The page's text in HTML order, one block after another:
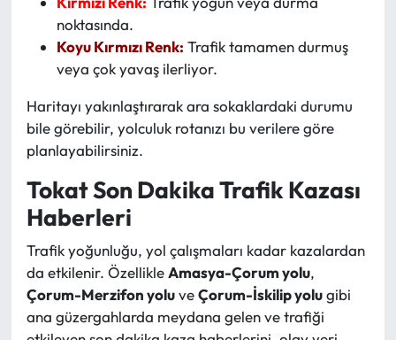
noktasında.
Koyu Kırmızı Renk: Trafik tamamen durmuş
veya çok yavaş ilerliyor.
Haritayı yakınlaştırarak ara sokaklardaki durumu
bile görebilir, yolculuk rotanızı bu verilere göre
planlayabilirsiniz.
Tokat Son Dakika Trafik Kazası
Haberleri
Trafik yoğunluğu, yol çalışmaları kadar kazalardan
da etkilenir. ÖzellikleAmasya-Çorum yolu,
Çorum-Merzifon yoluveÇorum-İskilip yolugibi
ana güzergahlarda meydana gelen ve trafiği